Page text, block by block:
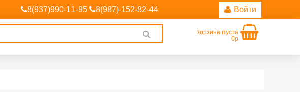
8(937)990-11-95 8(987)-152-82-44 Войти
search
Корзина пуста
0р